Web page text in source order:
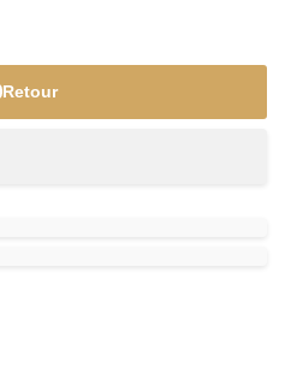
Retour